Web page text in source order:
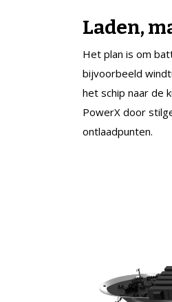
Laden,
Het plan is om
bijvoorbeeld
het schip naar de
PowerX door
ontlaadpunten.